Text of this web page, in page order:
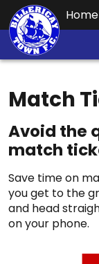
Match
Avoid the
match
Save time on
you get to the
and head
on your phone.